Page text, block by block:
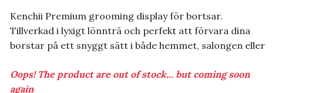
Kenchii Premium grooming display för bortsar.
Tillverkad i lyxigt lönnträ och perfekt att förvara dina
borstar på ett snyggt sätt i både hemmet, salongen eller
Oops! The product are out of stock... but coming soon
again